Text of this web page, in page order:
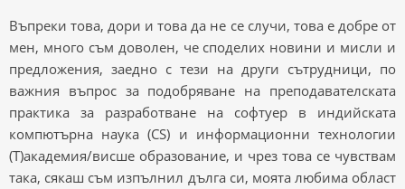
Въпреки това, дори и това да не се случи, това е добре от
мен, много съм доволен, че споделих новини и мисли и
предложения, заедно с тези на други сътрудници, по
важния въпрос за подобряване на преподавателската
практика за разработване на софтуер в индийската
компютърна наука (CS) и информационни технологии
(Т)академия/висше образование, и чрез това се чувствам
така, сякаш съм изпълнил дълга си, моята любима област